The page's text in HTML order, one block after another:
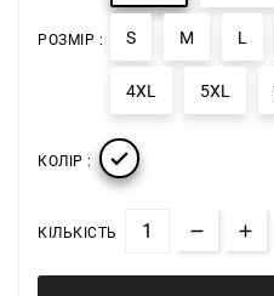
РОЗМІР : S M L
4XL 5XL
КОЛІР : 
КІЛЬКІСТЬ